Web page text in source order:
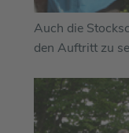
Auch die
den Auftritt zu